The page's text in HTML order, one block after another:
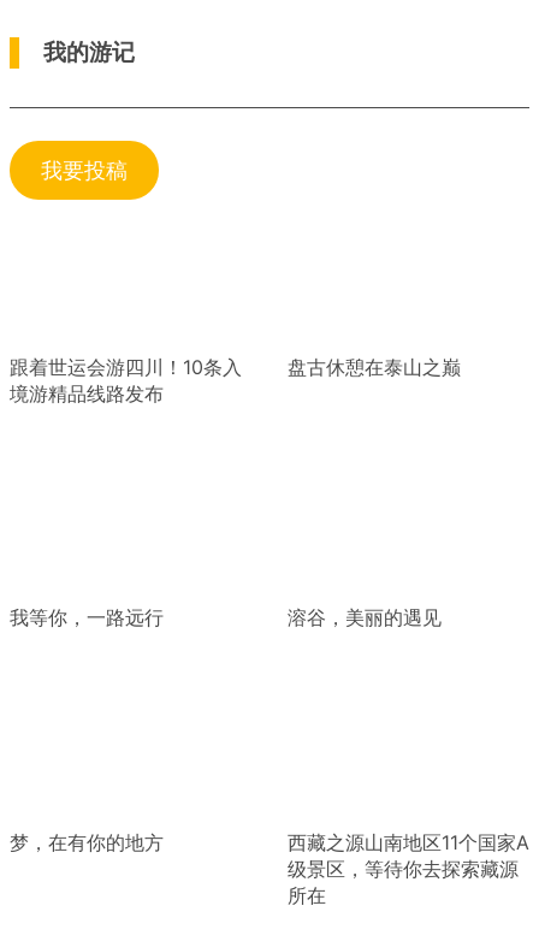
我的游记
我要投稿
跟着世运会游四川！10条入
境游精品线路发布
盘古休憩在泰山之巅
我等你，一路远行 溶谷，美丽的遇见
梦，在有你的地方
西藏之源山南地区11个国家A
级景区，等待你去探索藏源
所在